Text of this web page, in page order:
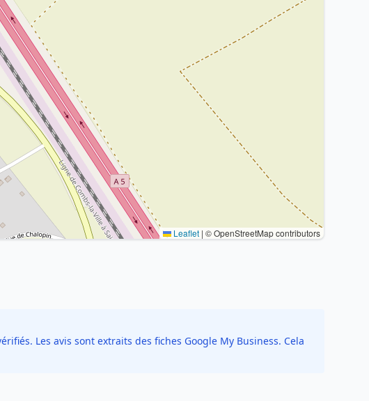
Leaflet | © OpenStreetMap contributors
Les avis sont extraits des fiches Google My Business. Cela